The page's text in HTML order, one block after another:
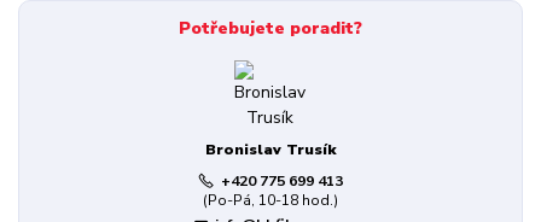
Potřebujete poradit?
Bronislav Trusík
+420 775 699 413
(Po-Pá, 10-18 hod.)